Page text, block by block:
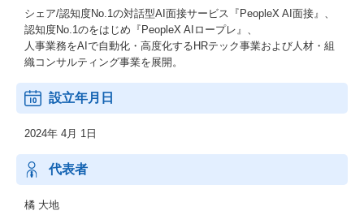
シェア/認知度No.1の対話型AI面接サービス『PeopleX AI面接』、
認知度No.1のをはじめ『PeopleX AIロープレ』、
人事業務をAIで自動化・高度化するHRテック事業および人材・組
織コンサルティング事業を展開。
設立年月日
2024年 4月 1日
代表者
橘 大地